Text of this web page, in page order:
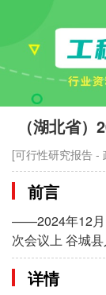
（湖北省
[可行性研究报告 -
前言
——2024年12月
次会议上 谷城
详情